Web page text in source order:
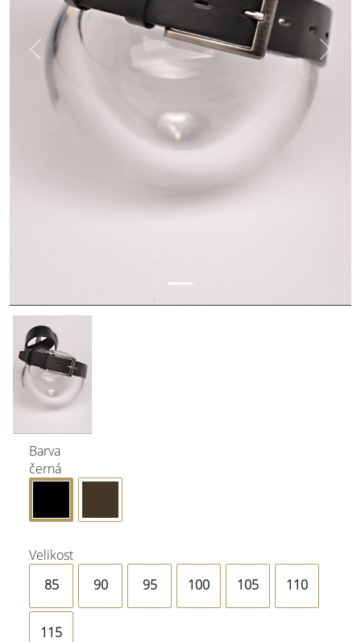
Previous Next
Barva
černá
Velikost
85
90 95 100 105 110
115